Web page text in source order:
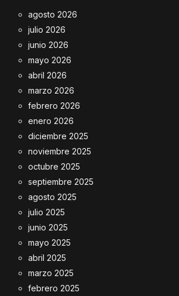
agosto 2026
julio 2026
junio 2026
mayo 2026
abril 2026
marzo 2026
febrero 2026
enero 2026
diciembre 2025
noviembre 2025
octubre 2025
septiembre 2025
agosto 2025
julio 2025
junio 2025
mayo 2025
abril 2025
marzo 2025
febrero 2025